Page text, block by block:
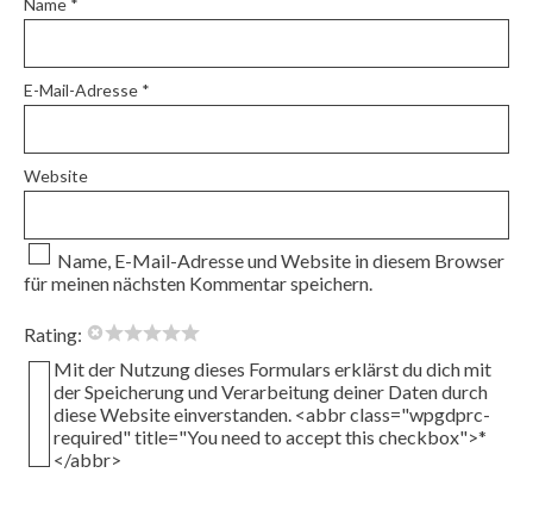
E-Mail-Adresse *
Website
Name, E-Mail-Adresse und Website in diesem Browser
für meinen nächsten Kommentar speichern.
Rating:
Mit der Nutzung dieses Formulars erklärst du dich mit
der Speicherung und Verarbeitung deiner Daten durch
diese Website einverstanden. <abbr class="wpgdprc-
required" title="You need to accept this checkbox">*
</abbr>